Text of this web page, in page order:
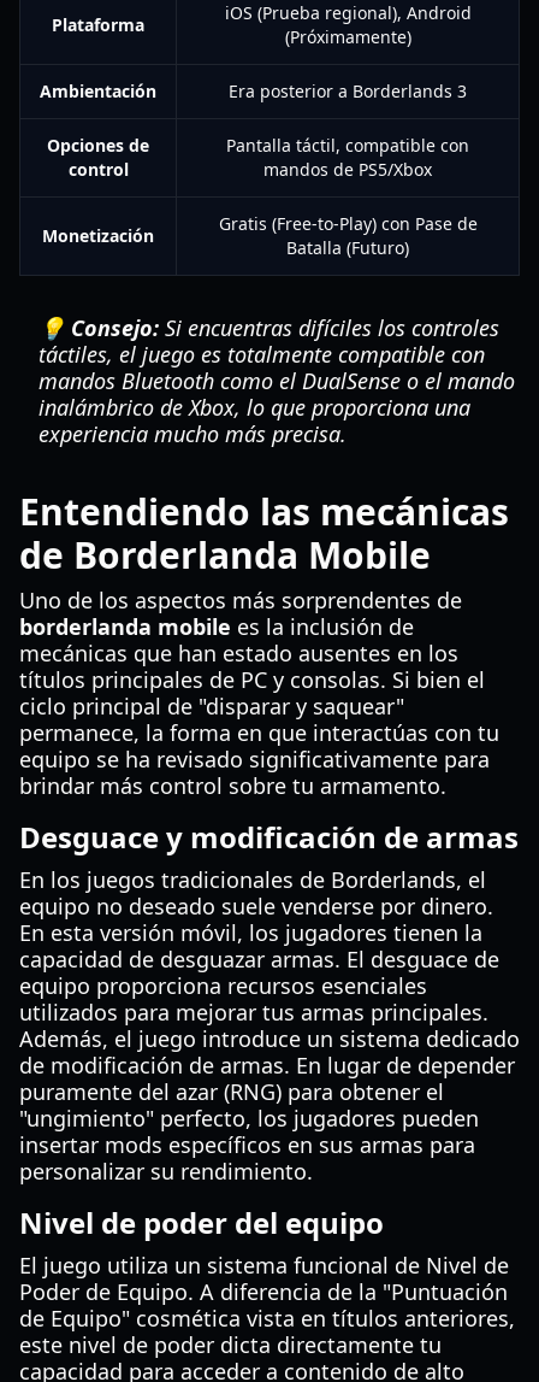
Plataforma
iOS (Prueba regional), Android
(Próximamente)
Ambientación Era posterior a Borderlands 3
Opciones de
control
Pantalla táctil, compatible con
mandos de PS5/Xbox
Monetización
Gratis (Free-to-Play) con Pase de
Batalla (Futuro)
💡 Consejo: Si encuentras difíciles los controles
táctiles, el juego es totalmente compatible con
mandos Bluetooth como el DualSense o el mando
inalámbrico de Xbox, lo que proporciona una
experiencia mucho más precisa.
Entendiendo las mecánicas
de Borderlanda Mobile
Uno de los aspectos más sorprendentes de
borderlanda mobile es la inclusión de
mecánicas que han estado ausentes en los
títulos principales de PC y consolas. Si bien el
ciclo principal de "disparar y saquear"
permanece, la forma en que interactúas con tu
equipo se ha revisado significativamente para
brindar más control sobre tu armamento.
Desguace y modificación de armas
En los juegos tradicionales de Borderlands, el
equipo no deseado suele venderse por dinero.
En esta versión móvil, los jugadores tienen la
capacidad de desguazar armas. El desguace de
equipo proporciona recursos esenciales
utilizados para mejorar tus armas principales.
Además, el juego introduce un sistema dedicado
de modificación de armas. En lugar de depender
puramente del azar (RNG) para obtener el
"ungimiento" perfecto, los jugadores pueden
insertar mods específicos en sus armas para
personalizar su rendimiento.
Nivel de poder del equipo
El juego utiliza un sistema funcional de Nivel de
Poder de Equipo. A diferencia de la "Puntuación
de Equipo" cosmética vista en títulos anteriores,
este nivel de poder dicta directamente tu
capacidad para acceder a contenido de alto